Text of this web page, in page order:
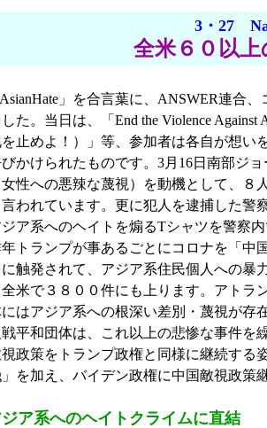
3・27
全米６０以上
」を合言葉に、ANSWER連合
た。当日は、「End the Violence Against
止めよ！）」等、参加者は各自が想い
かけられたものです。3月16日南部ジ
性への悪辣な蔑視）を動機として、
われています。更に犯人を逮捕した
ア系へのヘイトを煽るTシャツを警察内
トランプが事あるごとにコロナを「中
触発されて、アジア系住民個人への
米で３８００件にも上ります。アトラ
はアジア系への根深い差別・蔑視が存
平和団体は、これ以上の悲惨な事件
政策をトランプ政権と同様に継続する
」を加え、バイデン政権に中国敵視政
ア系へのヘイトクライムに直結